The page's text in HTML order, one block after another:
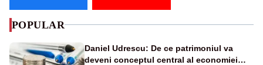
POPULAR
Daniel Udrescu: De ce patrimoniul va
deveni conceptul central al economiei